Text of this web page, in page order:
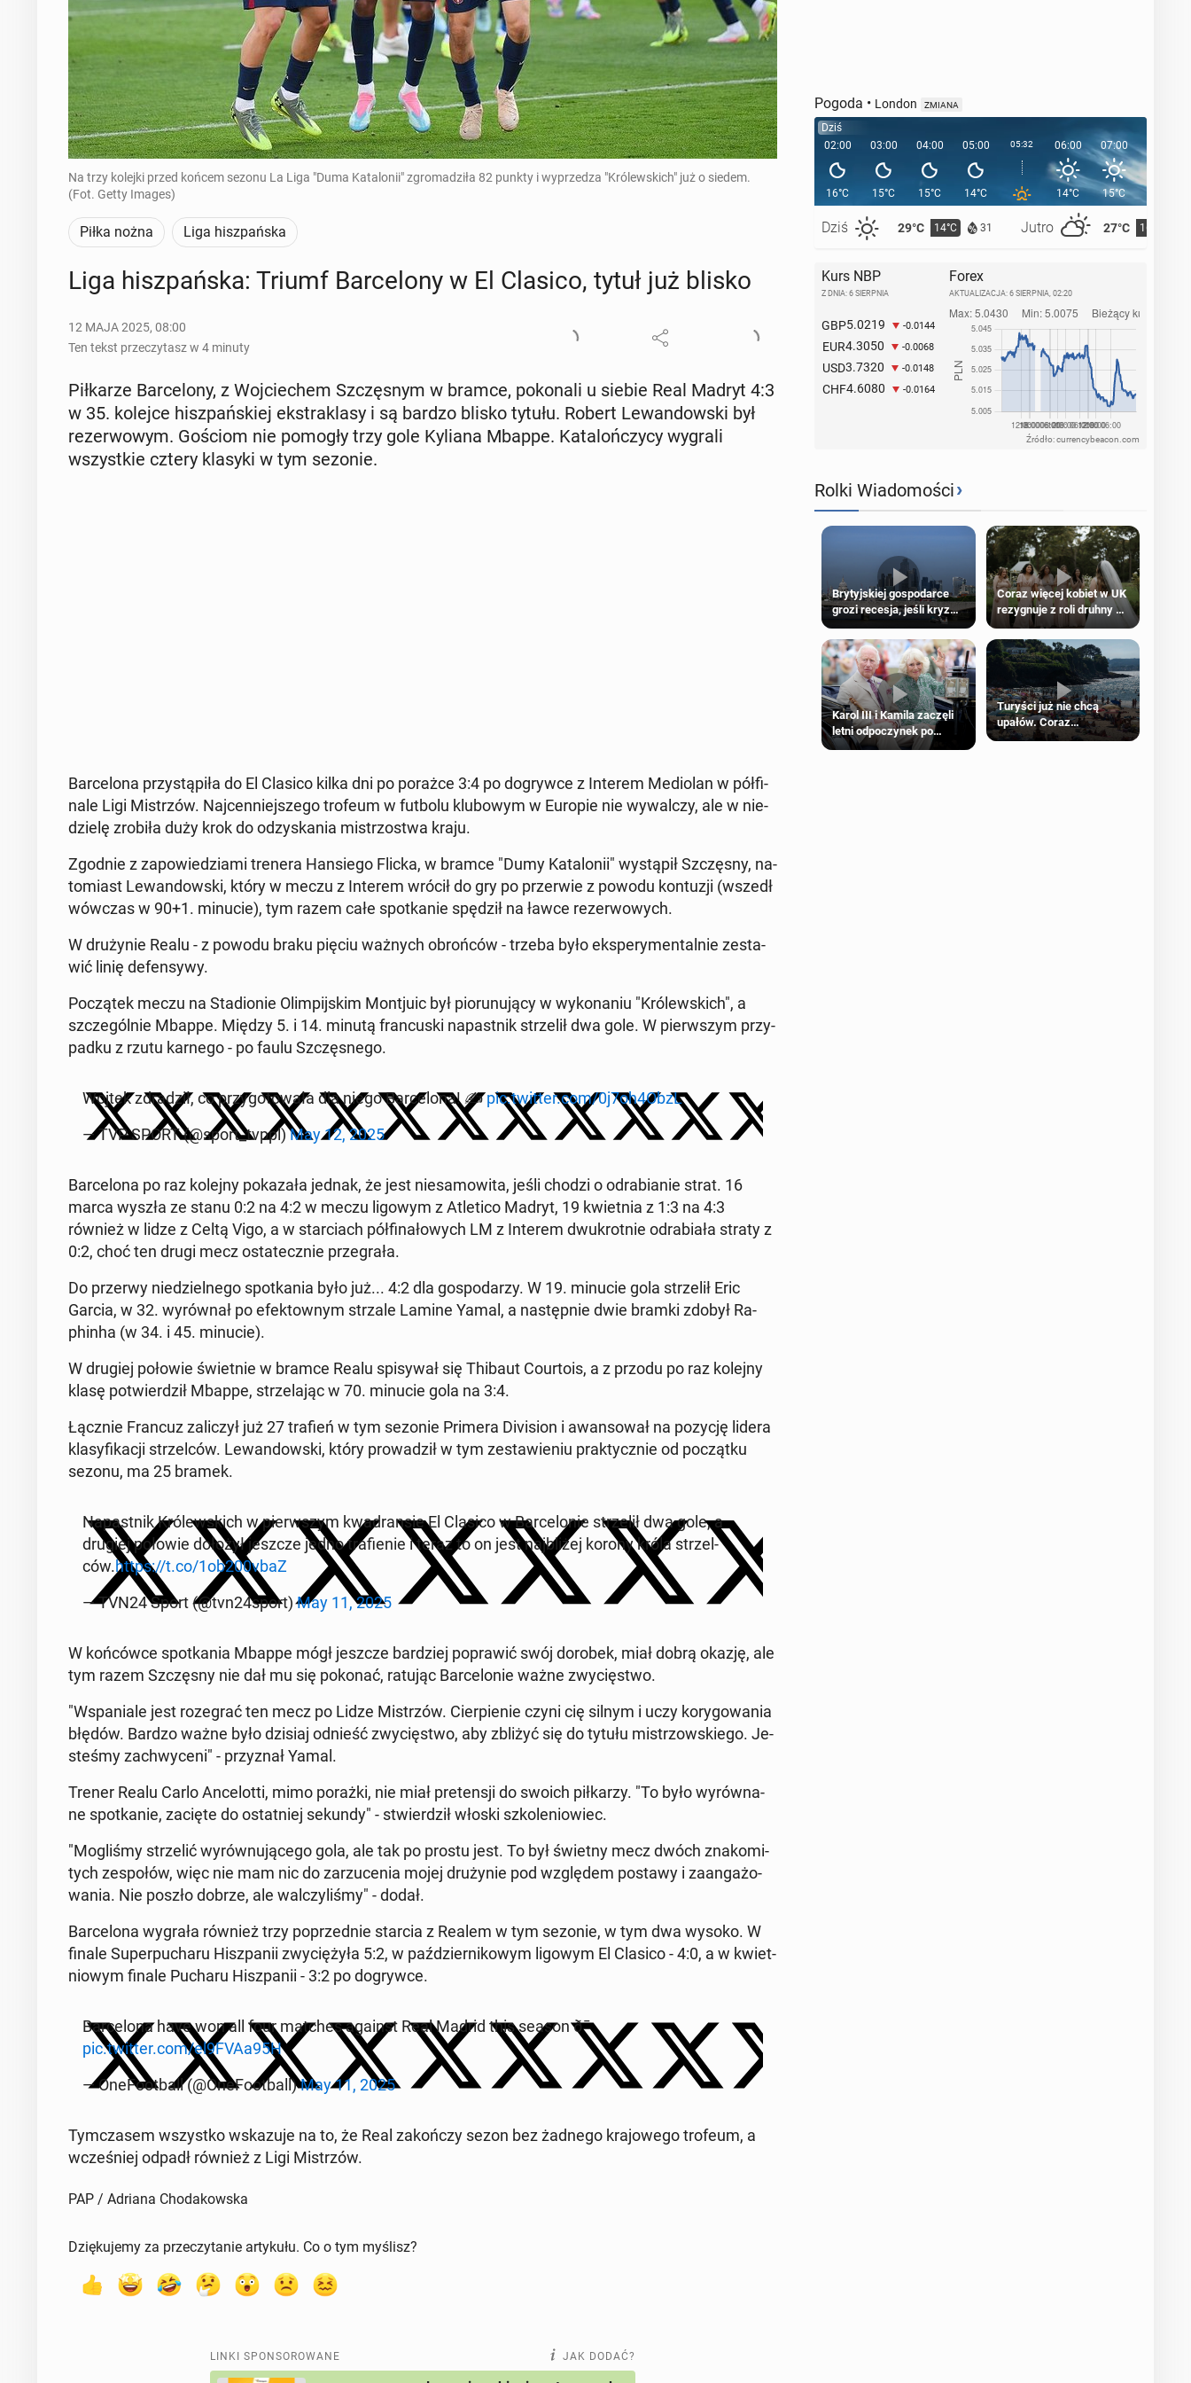
Na trzy kolejki przed końcem sezonu La Liga "Duma Katalonii" zgromadziła 82 punkty i wyprzedza "Królewskich" już o siedem.
(Fot. Getty Images)
Piłka nożna Liga hiszpańska
Liga hisz­pań­ska: Triumf Bar­ce­lo­ny w El Clasico, tytuł już blisko
12 MAJA 2025, 08:00
Ten tekst przeczytasz w 4 minuty
Pił­ka­rze Bar­ce­lo­ny, z Woj­cie­chem Szczę­snym w bramce, po­ko­na­li u siebie Real Madryt 4:3
w 35. kolejce hisz­pań­skiej eks­tra­kla­sy i są bardzo blisko tytułu. Robert Le­wan­dow­ski był
re­zer­wo­wym. Gościom nie pomogły trzy gole Kyliana Mbappe. Ka­ta­loń­czy­cy wygrali
wszyst­kie cztery klasyki w tym sezonie.
Bar­ce­lo­na przy­stą­pi­ła do El Clasico kilka dni po porażce 3:4 po do­gryw­ce z Interem Me­dio­lan w pół­fi­
na­le Ligi Mi­strzów. Naj­cen­niej­sze­go trofeum w futbolu klu­bo­wym w Europie nie wy­wal­czy, ale w nie­
dzie­lę zrobiła duży krok do od­zy­ska­nia mi­strzo­stwa kraju.
Zgodnie z za­po­wie­dzia­mi trenera Han­sie­go Flicka, w bramce "Dumy Ka­ta­lo­nii" wy­stą­pił Szczę­sny, na­
to­miast Le­wan­dow­ski, który w meczu z Interem wrócił do gry po prze­rwie z powodu kon­tu­zji (wszedł
wówczas w 90+1. minucie), tym razem całe spo­tka­nie spędził na ławce re­zer­wo­wych.
W dru­ży­nie Realu - z powodu braku pięciu ważnych obroń­ców - trzeba było eks­pe­ry­men­tal­nie ze­sta­
wić linię de­fen­sy­wy.
Po­czą­tek meczu na Sta­dio­nie Olim­pij­skim Mon­tju­ic był pio­ru­nu­ją­cy w wy­ko­na­niu "Kró­lew­skich", a
szcze­gól­nie Mbappe. Między 5. i 14. minutą fran­cu­ski na­past­nik strze­lił dwa gole. W pierw­szym przy­
pad­ku z rzutu karnego - po faulu Szczę­sne­go.
Wojtek zdra­dził, co przy­go­to­wa­ła dla niego Bar­ce­lo­na! ✍️pic.twitter.com/0j7oh4ObzL
— TVP SPORT (@sport_tvppl)May 12, 2025
Bar­ce­lo­na po raz kolejny po­ka­za­ła jednak, że jest nie­sa­mo­wi­ta, jeśli chodzi o od­ra­bia­nie strat. 16
marca wyszła ze stanu 0:2 na 4:2 w meczu ligowym z Atle­ti­co Madryt, 19 kwiet­nia z 1:3 na 4:3
również w lidze z Celtą Vigo, a w star­ciach pół­fi­na­ło­wych LM z Interem dwu­krot­nie od­ra­bia­ła straty z
0:2, choć ten drugi mecz osta­tecz­nie prze­gra­ła.
Do przerwy nie­dziel­ne­go spo­tka­nia było już... 4:2 dla go­spo­da­rzy. W 19. minucie gola strze­lił Eric
Garcia, w 32. wy­rów­nał po efek­tow­nym strzale Lamine Yamal, a na­stęp­nie dwie bramki zdobył Ra­
phin­ha (w 34. i 45. minucie).
W drugiej połowie świet­nie w bramce Realu spi­sy­wał się Thibaut Co­ur­to­is, a z przodu po raz kolejny
klasę po­twier­dził Mbappe, strze­la­jąc w 70. minucie gola na 3:4.
Łącznie Francuz za­li­czył już 27 trafień w tym sezonie Primera Di­vi­sion i awan­so­wał na pozycję lidera
kla­sy­fi­ka­cji strzel­ców. Le­wan­dow­ski, który pro­wa­dził w tym ze­sta­wie­niu prak­tycz­nie od po­cząt­ku
sezonu, ma 25 bramek.
Na­past­nik Kró­lew­skich w pierw­szym kwa­dran­sie El Clasico w Bar­ce­lo­nie strze­lił dwa gole, a
drugiej połowie dołożył jeszcze jedno tra­fie­nie i teraz to on jest naj­bli­żej korony króla strzel­
ców.https://t.co/1ob200vbaZ
— TVN24 Sport (@tvn24sport)May 11, 2025
W koń­ców­ce spo­tka­nia Mbappe mógł jeszcze bar­dziej po­pra­wić swój dorobek, miał dobrą okazję, ale
tym razem Szczę­sny nie dał mu się pokonać, ratując Bar­ce­lo­nie ważne zwy­cię­stwo.
"Wspa­nia­le jest ro­ze­grać ten mecz po Lidze Mi­strzów. Cier­pie­nie czyni cię silnym i uczy ko­ry­go­wa­nia
błędów. Bardzo ważne było dzisiaj odnieść zwy­cię­stwo, aby zbliżyć się do tytułu mi­strzow­skie­go. Je­
ste­śmy za­chwy­ce­ni" - przy­znał Yamal.
Trener Realu Carlo An­ce­lot­ti, mimo porażki, nie miał pre­ten­sji do swoich pił­ka­rzy. "To było wy­rów­na­
ne spo­tka­nie, zacięte do ostat­niej sekundy" - stwier­dził włoski szko­le­nio­wiec.
"Mo­gli­śmy strze­lić wy­rów­nu­ją­ce­go gola, ale tak po prostu jest. To był świetny mecz dwóch zna­ko­mi­
tych ze­spo­łów, więc nie mam nic do za­rzu­ce­nia mojej dru­ży­nie pod wzglę­dem postawy i za­an­ga­żo­
wa­nia. Nie poszło dobrze, ale wal­czy­li­śmy" - dodał.
Bar­ce­lo­na wygrała również trzy po­przed­nie starcia z Realem w tym sezonie, w tym dwa wysoko. W
finale Su­per­pu­cha­ru Hisz­pa­nii zwy­cię­ży­ła 5:2, w paź­dzier­ni­ko­wym ligowym El Clasico - 4:0, a w kwiet­
nio­wym finale Pucharu Hisz­pa­nii - 3:2 po do­gryw­ce.
Bar­ce­lo­na have won all four matches against Real Madrid this season ð¯
pic.twitter.com/el9FVAa95H
— One­Fo­ot­ball (@One­Fo­ot­ball)May 11, 2025
Tym­cza­sem wszyst­ko wska­zu­je na to, że Real za­koń­czy sezon bez żadnego kra­jo­we­go trofeum, a
wcze­śniej odpadł również z Ligi Mi­strzów.
PAP / Adriana Chodakowska
Dziękujemy za przeczytanie artykułu. Co o tym myślisz?
LINKI SPONSOROWANE JAK DODAĆ?
Pogoda • London ZMIANA
Dziś
02:00
16°C
Dziś 29°C 14°C 31 Jutro 27°C 16°C
03:00
15°C
04:00
15°C
05:00
14°C
05:32 06:00
14°C
07:00
15°C
08:00
Kurs NBP
Z DNIA: 6 SIERPNIA
GBP5.0219 -0.0144
EUR4.3050 -0.0068
USD3.7320 -0.0148
CHF4.6080 -0.0164
Forex
AKTUALIZACJA: 6 SIERPNIA, 02:20
Źródło: currencybeacon.com
Rolki Wiadomości›
Brytyjskiej gospodarce
grozi recesja, jeśli kryzys
na Bliskim Wschodzie się
przedłuży
Coraz więcej kobiet w UK
rezygnuje z roli druhny na
ślubie
Karol III i Kamila zaczęli
letni odpoczynek po
Igrzyskach Wspólnoty w
Turyści już nie chcą
upałów. Coraz
popularniejsze